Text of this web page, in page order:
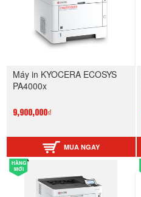
Máy in KYOCERA ECOSYS
PA4000x
9,900,000₫
MUA NGAY
HÀNG
MỚI